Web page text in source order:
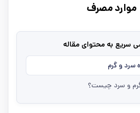
موارد مصرف
سریع به محتوای مقاله
سرد و گرم
گرم و سرد چیست؟